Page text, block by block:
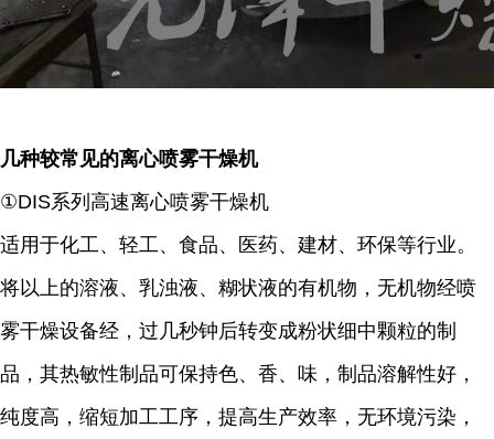
几种较常见的离心喷雾干燥机
①DIS系列高速离心喷雾干燥机
适用于化工、轻工、食品、医药、建材、环保等行业。
将以上的溶液、乳浊液、糊状液的有机物，无机物经喷
雾干燥设备经，过几秒钟后转变成粉状细中颗粒的制
品，其热敏性制品可保持色、香、味，制品溶解性好，
纯度高，缩短加工工序，提高生产效率，无环境污染，